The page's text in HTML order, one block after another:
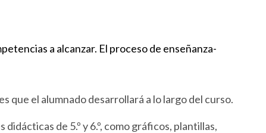
a alcanzar. El proceso de enseñanza-
que el alumnado desarrollará a lo largo del curso.
de 5.º y 6.º, como gráficos, plantillas,